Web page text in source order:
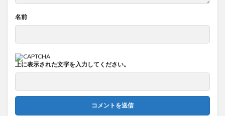
名前
上に表示された文字を入力してください。